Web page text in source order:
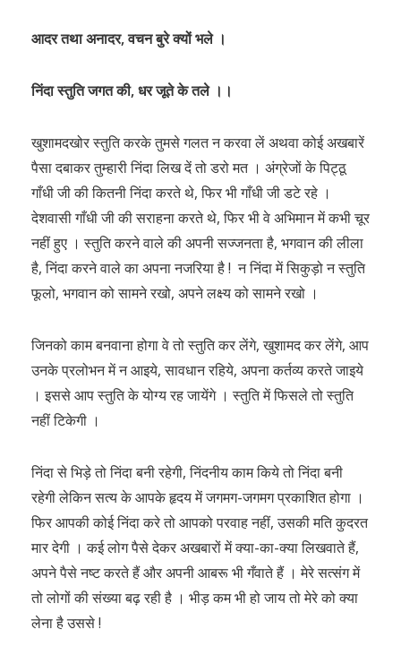
आदर तथा अनादर, वचन बुरे क्यों भले ।
निंदा स्तुति जगत की, धर जूते के तले ।।
खुशामदखोर स्तुति करके तुमसे गलत न करवा लें अथवा कोई अखबारें
पैसा दबाकर तुम्हारी निंदा लिख दें तो डरो मत । अंग्रेजों के पिट्ठू
गाँधी जी की कितनी निंदा करते थे, फिर भी गाँधी जी डटे रहे ।
देशवासी गाँधी जी की सराहना करते थे, फिर भी वे अभिमान में कभी चूर
नहीं हुए । स्तुति करने वाले की अपनी सज्जनता है, भगवान की लीला
है, निंदा करने वाले का अपना नजरिया है ! न निंदा में सिकुड़ो न स्तुति
फूलो, भगवान को सामने रखो, अपने लक्ष्य को सामने रखो ।
जिनको काम बनवाना होगा वे तो स्तुति कर लेंगे, खुशामद कर लेंगे, आप
उनके प्रलोभन में न आइये, सावधान रहिये, अपना कर्तव्य करते जाइये
। इससे आप स्तुति के योग्य रह जायेंगे । स्तुति में फिसले तो स्तुति
नहीं टिकेगी ।
निंदा से भिड़े तो निंदा बनी रहेगी, निंदनीय काम किये तो निंदा बनी
रहेगी लेकिन सत्य के आपके हृदय में जगमग-जगमग प्रकाशित होगा ।
फिर आपकी कोई निंदा करे तो आपको परवाह नहीं, उसकी मति कुदरत
मार देगी । कई लोग पैसे देकर अखबारों में क्या-का-क्या लिखवाते हैं,
अपने पैसे नष्ट करते हैं और अपनी आबरू भी गँवाते हैं । मेरे सत्संग में
तो लोगों की संख्या बढ़ रही है । भीड़ कम भी हो जाय तो मेरे को क्या
लेना है उससे !